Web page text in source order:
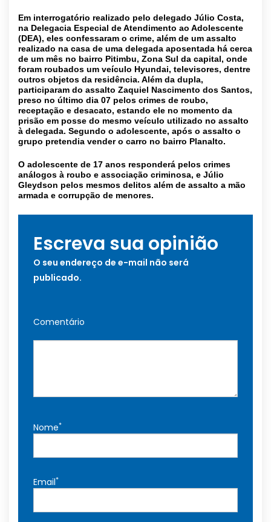
Em interrogatório realizado pelo delegado Júlio Costa,
na Delegacia Especial de Atendimento ao Adolescente
(DEA), eles confessaram o crime, além de um assalto
realizado na casa de uma delegada aposentada há cerca
de um mês no bairro Pitimbu, Zona Sul da capital, onde
foram roubados um veículo Hyundai, televisores, dentre
outros objetos da residência. Além da dupla,
participaram do assalto Zaquiel Nascimento dos Santos,
preso no último dia 07 pelos crimes de roubo,
receptação e desacato, estando ele no momento da
prisão em posse do mesmo veículo utilizado no assalto
à delegada. Segundo o adolescente, após o assalto o
grupo pretendia vender o carro no bairro Planalto.
O adolescente de 17 anos responderá pelos crimes
análogos à roubo e associação criminosa, e Júlio
Gleydson pelos mesmos delitos além de assalto a mão
armada e corrupção de menores.
Escreva sua opinião
O seu endereço de e-mail não será
publicado.
Comentário
Nome*
Email*